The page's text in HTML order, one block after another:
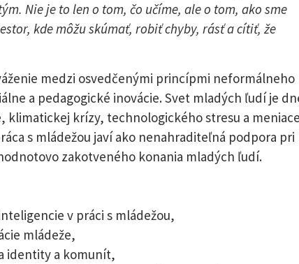
Nie je to len o tom, čo učíme, ale o tom, ako sme
kde môžu skúmať, robiť chyby, rásť a cítiť, že
medzi osvedčenými princípmi neformálneho
a pedagogické inovácie. Svet mladých ľudí je
krízy, technologického stresu a
s mládežou javí ako nenahraditeľná podpora pri
zakotveného konania mladých ľudí.
v práci s mládežou,
mládeže,
identity a komunít,